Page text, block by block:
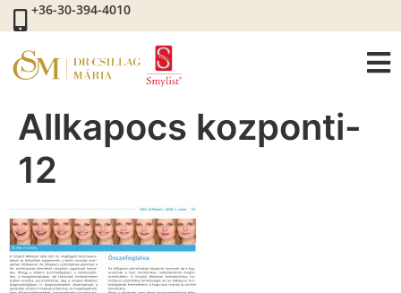
+36-30-394-4010
Allkapocs kozponti-
12